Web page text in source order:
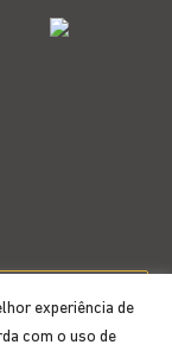
experiência de
com o uso de